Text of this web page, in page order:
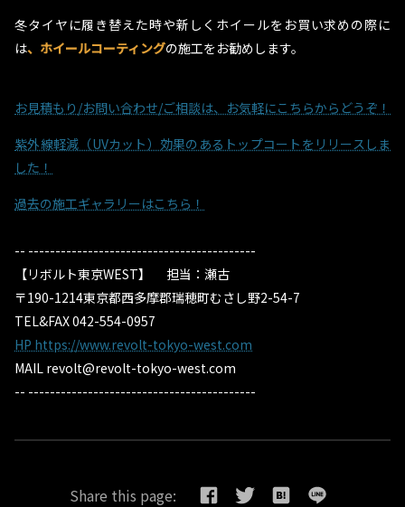
冬タイヤに履き替えた時や新しくホイールをお買い求めの際に
は、ホイールコーティングの施工をお勧めします。
お見積もり/お問い合わせ/ご相談は、お気軽にこちらからどうぞ！
紫外線軽減（UVカット）効果のあるトップコートをリリースしま
した！
過去の施工ギャラリーはこちら！
-- ------------------------------------------
【リボルト東京WEST】 担当：瀬古
〒190-1214東京都西多摩郡瑞穂町むさし野2-54-7
TEL&FAX 042-554-0957
HP https://www.revolt-tokyo-west.com
MAIL revolt@revolt-tokyo-west.com
-- ------------------------------------------
Share this page: